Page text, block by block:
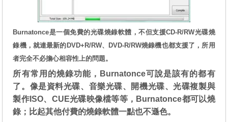
Burnatonce是一個免費的光碟燒錄軟體，不但支援CD-R/RW光碟燒
錄機，就連最新的DVD+R/RW、DVD-R/RW燒錄機也都支援了，所用
者完全不必擔心相容性上的問題。
所有常用的燒錄功能，Burnatonce可說是該有的都有
了。像是資料光碟、音樂光碟、開機光碟、光碟複製與
製作ISO、CUE光碟映像檔等等，Burnatonce都可以燒
錄；比起其他付費的燒錄軟體一點也不遜色。